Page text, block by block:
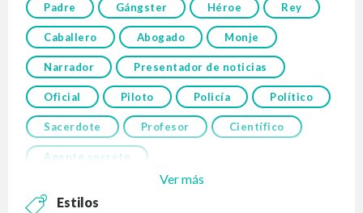
Padre Gángster Héroe Rey
Caballero Abogado Monje
Narrador Presentador de noticias
Oficial Piloto Policía Político
Sacerdote Profesor Científico
Agente secreto
Ver más
Estilos